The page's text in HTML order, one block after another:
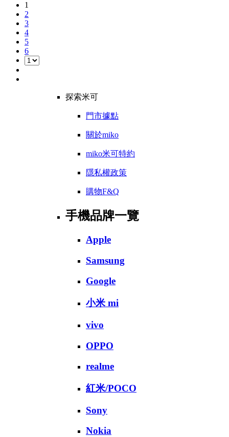
1
2
3
4
5
6
探索米可
門市據點
關於miko
miko米可特約
隱私權政策
購物F&Q
手機品牌一覽
Apple
Samsung
Google
小米 mi
vivo
OPPO
realme
紅米/POCO
Sony
Nokia